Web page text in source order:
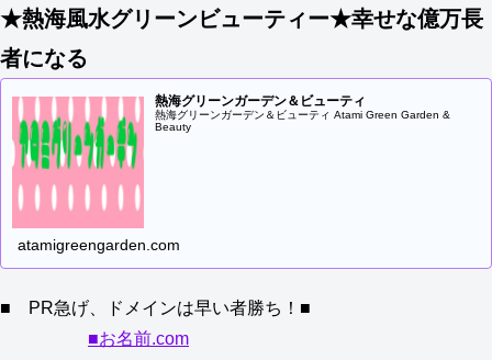
★熱海風水グリーンビューティー★幸せな億万長
者になる
熱海グリーンガーデン＆ビューティ
熱海グリーンガーデン＆ビューティ Atami Green Garden &
Beauty
atamigreengarden.com
■ PR急げ、ドメインは早い者勝ち！■
■お名前.com